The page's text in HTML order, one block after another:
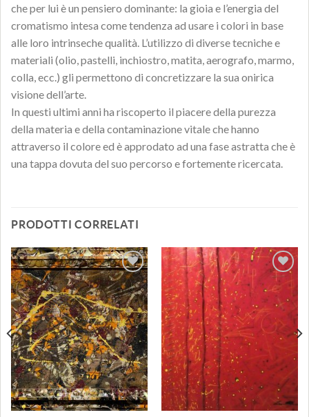
che per lui è un pensiero dominante: la gioia e l’energia del
cromatismo intesa come tendenza ad usare i colori in base
alle loro intrinseche qualità. L’utilizzo di diverse tecniche e
materiali (olio, pastelli, inchiostro, matita, aerografo, marmo,
colla, ecc.) gli permettono di concretizzare la sua onirica
visione dell’arte.
In questi ultimi anni ha riscoperto il piacere della purezza
della materia e della contaminazione vitale che hanno
attraverso il colore ed è approdato ad una fase astratta che è
una tappa dovuta del suo percorso e fortemente ricercata.
PRODOTTI CORRELATI
Aggiungi
alla lista
dei
desideri
Aggiungi
alla lista
dei
desideri